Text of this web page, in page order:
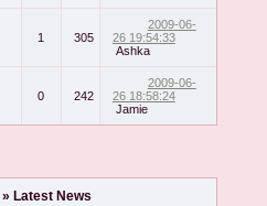
1 305
2009-06-
26 19:54:33
Ashka
0 242
2009-06-
26 18:58:24
Jamie
» Latest News